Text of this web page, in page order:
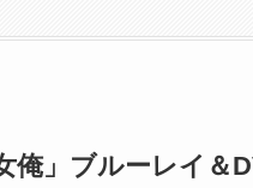
俺」ブルーレイ＆